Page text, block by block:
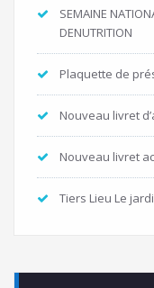
SEMAINE
DENUTRITION
Plaquette de
Nouveau livret
Nouveau livret
Tiers Lieu Le